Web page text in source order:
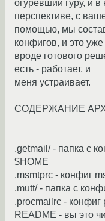
огуревший гуру, и
перспективе, с
помощью, мы
конфигов, и это уже
вроде готового
есть - работает, и
меня устраивает.
СОДЕРЖАНИЕ
.getmail/ - папка с
$HOME
.msmtprc - конфиг
.mutt/ - папка с
.procmailrc - конфиг
README - вы это